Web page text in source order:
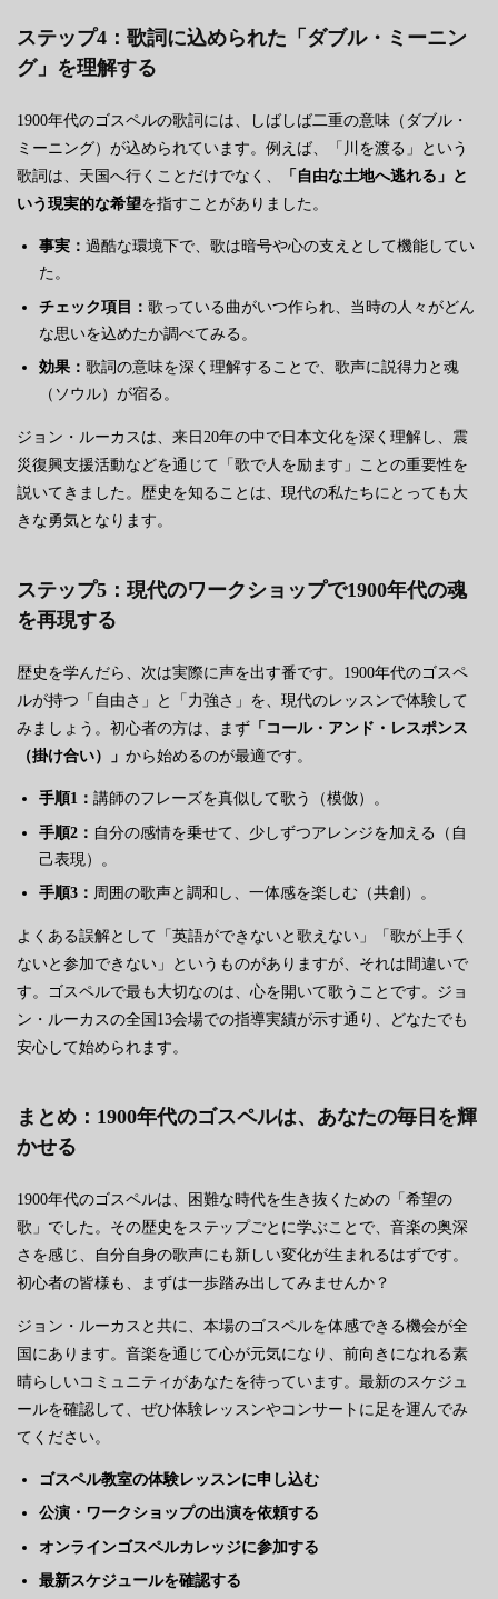
ステップ4：歌詞に込められた「ダブル・ミーニン
グ」を理解する
1900年代のゴスペルの歌詞には、しばしば二重の意味（ダブル・
ミーニング）が込められています。例えば、「川を渡る」という
歌詞は、天国へ行くことだけでなく、
「自由な土地へ逃れる」と
いう現実的な希望を指すことがありました。
事実： 過酷な環境下で、歌は暗号や心の支えとして機能してい
た。
チェック項目： 歌っている曲がいつ作られ、当時の人々がどん
な思いを込めたか調べてみる。
効果： 歌詞の意味を深く理解することで、歌声に説得力と魂
（ソウル）が宿る。
ジョン・ルーカスは、来日20年の中で日本文化を深く理解し、震
災復興支援活動などを通じて「歌で人を励ます」ことの重要性を
説いてきました。歴史を知ることは、現代の私たちにとっても大
きな勇気となります。
ステップ5：現代のワークショップで1900年代の魂
を再現する
歴史を学んだら、次は実際に声を出す番です。1900年代のゴスペ
ルが持つ「自由さ」と「力強さ」を、現代のレッスンで体験して
みましょう。初心者の方は、まず 「コール・アンド・レスポンス
（掛け合い）」 から始めるのが最適です。
手順1： 講師のフレーズを真似して歌う（模倣）。
手順2： 自分の感情を乗せて、少しずつアレンジを加える（自
己表現）。
手順3： 周囲の歌声と調和し、一体感を楽しむ（共創）。
よくある誤解として「英語ができないと歌えない」「歌が上手く
ないと参加できない」というものがありますが、それは間違いで
す。ゴスペルで最も大切なのは、心を開いて歌うことです。ジョ
ン・ルーカスの全国13会場での指導実績が示す通り、どなたでも
安心して始められます。
まとめ：1900年代のゴスペルは、あなたの毎日を輝
かせる
1900年代のゴスペルは、困難な時代を生き抜くための「希望の
歌」でした。その歴史をステップごとに学ぶことで、音楽の奥深
さを感じ、自分自身の歌声にも新しい変化が生まれるはずです。
初心者の皆様も、まずは一歩踏み出してみませんか？
ジョン・ルーカスと共に、本場のゴスペルを体感できる機会が全
国にあります。音楽を通じて心が元気になり、前向きになれる素
晴らしいコミュニティがあなたを待っています。最新のスケジュ
ールを確認して、ぜひ体験レッスンやコンサートに足を運んでみ
てください。
ゴスペル教室の体験レッスンに申し込む
公演・ワークショップの出演を依頼する
オンラインゴスペルカレッジに参加する
最新スケジュールを確認する